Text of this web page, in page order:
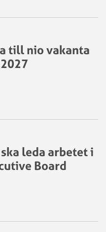
till nio vakanta
leda arbetet i
Board